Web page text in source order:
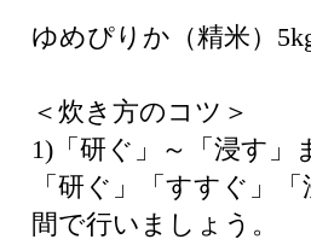
ゆめぴりか（精米）
＜炊き方のコツ＞
1)「研ぐ」～「浸す」
「研ぐ」「すすぐ」
間で行いましょう。